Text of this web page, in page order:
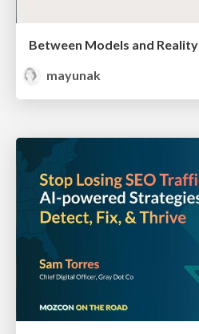
Between Models and Reality
mayunak